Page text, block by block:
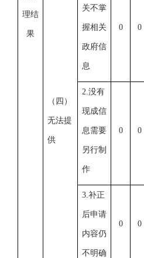
理结
果
（四）
无法提
供
关不掌
握相关
政府信
息
0 0
2.没有
现成信
息需要
另行制
作
0 0
3.补正
后申请
内容仍
不明确
0 0